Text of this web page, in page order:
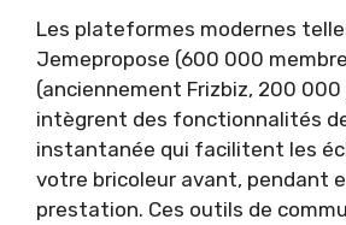
Les plateformes modernes
Jemepropose (600 000
(anciennement Frizbiz, 200 000
intègrent des fonctionnalités
instantanée qui facilitent les
votre bricoleur avant, pendant
prestation. Ces outils de